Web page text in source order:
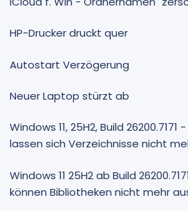
HP-Drucker druckt quer
Autostart Verzögerung
Neuer Laptop stürzt ab
Windows 11, 25H2, Build
lassen sich Verzeichnisse nicht
Windows 11 25H2 ab Build
können Bibliotheken nicht mehr